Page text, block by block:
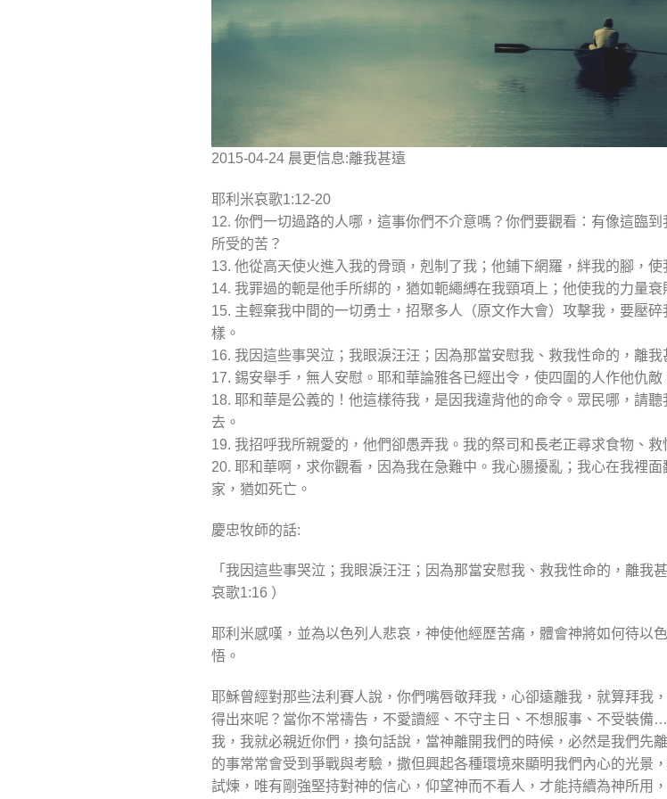
2015-04-24 晨更信息:離我甚遠
耶利米哀歌1:12-20
12. 你們一切過路的人哪，這事你們不介意嗎？你們要觀看：有像這臨
所受的苦？
13. 他從高天使火進入我的骨頭，剋制了我；他鋪下網羅，絆我的腳，使
14. 我罪過的軛是他手所綁的，猶如軛繩縛在我頸項上；他使我的力量
15. 主輕棄我中間的一切勇士，招聚多人（原文作大會）攻擊我，要壓
樣。
16. 我因這些事哭泣；我眼淚汪汪；因為那當安慰我、救我性命的，離
17. 錫安舉手，無人安慰。耶和華論雅各已經出令，使四圍的人作他仇
18. 耶和華是公義的！他這樣待我，是因我違背他的命令。眾民哪，請
去。
19. 我招呼我所親愛的，他們卻愚弄我。我的祭司和長老正尋求食物、救
20. 耶和華啊，求你觀看，因為我在急難中。我心腸擾亂；我心在我裡
家，猶如死亡。
慶忠牧師的話:
「我因這些事哭泣；我眼淚汪汪；因為那當安慰我、救我性命的，離我
哀歌1:16 ）
耶利米感嘆，並為以色列人悲哀，神使他經歷苦痛，體會神將如何待以
悟。
耶穌曾經對那些法利賽人說，你們嘴唇敬拜我，心卻遠離我，就算拜我
得出來呢？當你不常禱告，不愛讀經、不守主日、不想服事、不受裝
我，我就必親近你們，換句話說，當神離開我們的時候，必然是我們先
的事常常會受到爭戰與考驗，撒但興起各種環境來顯明我們內心的光景
試煉，唯有剛強堅持對神的信心，仰望神而不看人，才能持續為神所用